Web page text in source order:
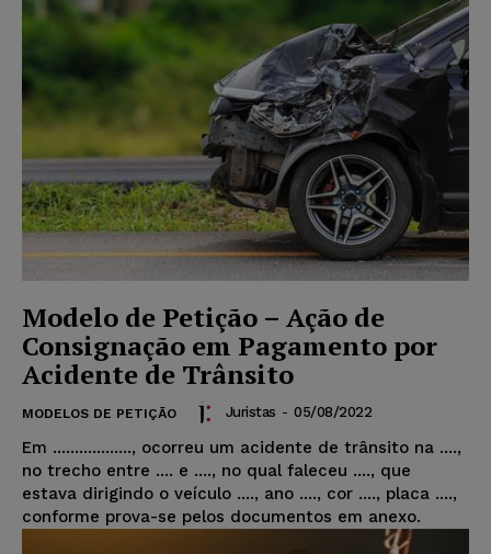
Modelo de Petição – Ação de
Consignação em Pagamento por
Acidente de Trânsito
MODELOS DE PETIÇÃO Juristas - 05/08/2022
Em .................., ocorreu um acidente de trânsito na ....,
no trecho entre .... e ...., no qual faleceu ...., que
estava dirigindo o veículo ...., ano ...., cor ...., placa ....,
conforme prova-se pelos documentos em anexo.